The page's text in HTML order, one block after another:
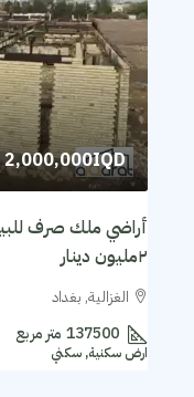
2,000,000IQD
أراضي ملك صرف للبيع
٢مليون دينار
الغزالية, بغداد
137500 متر مربع
ارض سكنية, سكني